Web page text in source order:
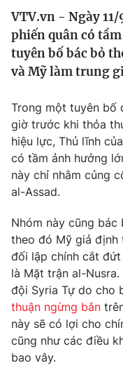
Thế giới
Tin tức
Thế giới đó đây
Câu chuyện quốc tế
Tài chính
Thị trường
Góc doanh nghiệp
Dữ liệu và đời
Truyền hình
Phim VTV
Hậu trường
Nhân vật
Khán giả
Giải sao mai
Điện ảnh
Âm nhạc
Sao
Đời sống
Du lịch
Làm đẹp
Chất lượng cuộc
Giáo dục
Tuyển sinh
Học trực tuyến
Công nghệ
Hitech Công nghệ
VTV.vn - Ngày
phiến quân có
tuyên bố bác bỏ
và Mỹ làm trung
Trong một tuyên bố
giờ trước khi thỏa
hiệu lực, Thủ lĩnh
có tầm ảnh hưởng
này chỉ nhằm củng
al-Assad.
Nhóm này cũng
theo đó Mỹ giả định
đối lập chính cắt đứt
là Mặt trận al-
đội Syria Tự do cho
thuận ngừng bắn
này sẽ có lợi cho
cũng như các điều
bao vây.